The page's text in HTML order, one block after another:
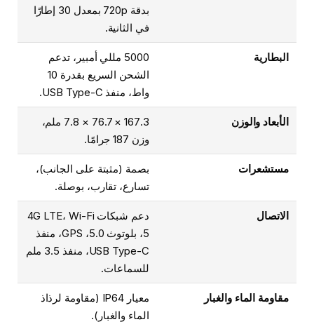
بدقة 720p بمعدل 30 إطارًا
في الثانية.
البطارية
5000 مللي أمبير، تدعم
الشحن السريع بقدرة 10
واط، منفذ USB Type-C.
الأبعاد والوزن
167.3 × 76.7 × 7.8 ملم،
وزن 187 جرامًا.
مستشعرات
بصمة (مثبتة على الجانب)،
تسارع، تقارب، بوصلة.
الاتصال
دعم شبكات 4G LTE، Wi-Fi
5، بلوتوث 5.0، GPS، منفذ
USB Type-C، منفذ 3.5 ملم
للسماعات.
مقاومة الماء والغبار
معيار IP64 (مقاومة لرذاذ
الماء والغبار).